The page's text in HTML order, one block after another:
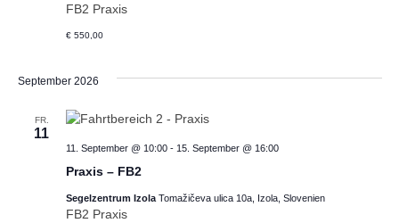
FB2 Praxis
€ 550,00
September 2026
FR.
11
Praxis – FB2
11. September @ 10:00- 15. September @ 16:00
Segelzentrum Izola Tomažičeva ulica 10a, Izola, Slovenien
FB2 Praxis